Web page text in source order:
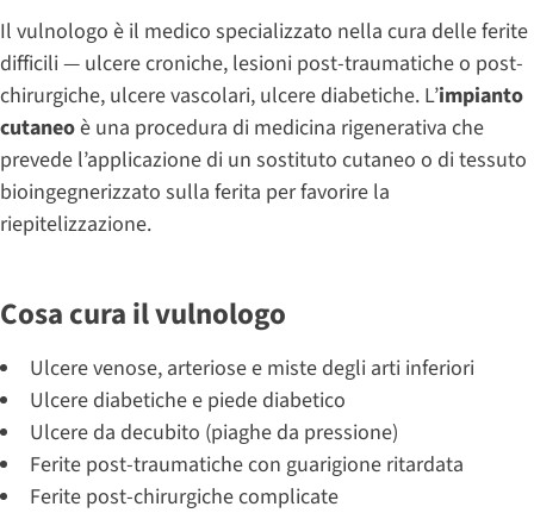
Il vulnologo è il medico specializzato nella cura delle ferite
difficili — ulcere croniche, lesioni post-traumatiche o post-
chirurgiche, ulcere vascolari, ulcere diabetiche. L’impianto
cutaneoè una procedura di medicina rigenerativa che
prevede l’applicazione di un sostituto cutaneo o di tessuto
bioingegnerizzato sulla ferita per favorire la
riepitelizzazione.
Cosa cura il vulnologo
Ulcere venose, arteriose e miste degli arti inferiori
Ulcere diabetiche e piede diabetico
Ulcere da decubito (piaghe da pressione)
Ferite post-traumatiche con guarigione ritardata
Ferite post-chirurgiche complicate